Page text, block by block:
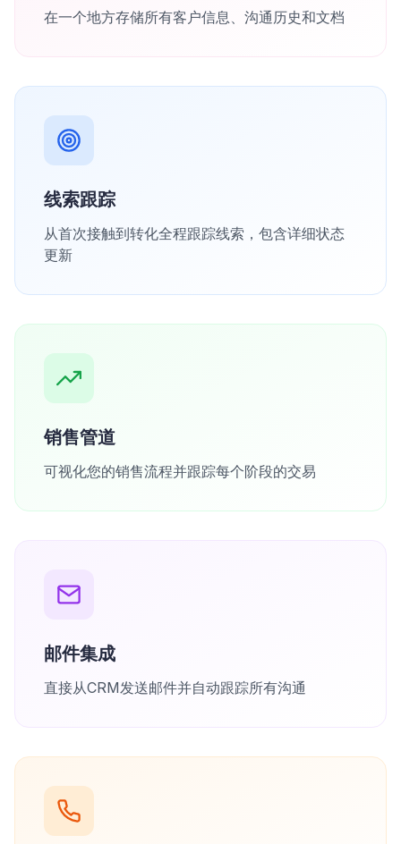
在一个地方存储所有客户信息、沟通历史和文档
线索跟踪
从首次接触到转化全程跟踪线索，包含详细状态
更新
销售管道
可视化您的销售流程并跟踪每个阶段的交易
邮件集成
直接从CRM发送邮件并自动跟踪所有沟通